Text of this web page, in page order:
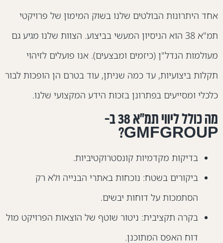
היתרונות הבולטים שלנו בשוק המימון של פרויקטי
תמ"א 38 הוא הניסיון המעשי בביצוע. הצוות שלנו מגיע גם
הנדל"ן (כיזמים ומבצעים). אנו פועלים לזיהוי
ביצועיות, עד כמה שניתן, עוד בטרם הן הופכות לבור
ומסייעים בפתרונן בזכות הידע המקצועי שלנו.
מה כולל ליווי תמ"א 38 ב-
בדיקות מקדמיות קונסטרוקטיביות.
ביקורים בשטח: נוכחות באתרי הבנייה ולא רק
הסתמכות על דוחות יבשים.
בקרה תקציבית: ניטור שוטף של הוצאות הפרויקט מול
דוח האפס המתוכנן.